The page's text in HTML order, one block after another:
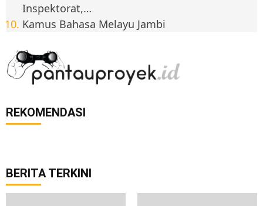
Inspektorat,…
Kamus Bahasa Melayu Jambi
REKOMENDASI
BERITA TERKINI